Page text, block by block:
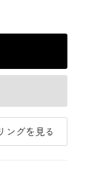
ングを見る